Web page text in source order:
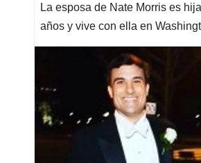
La esposa de Nate Morris es
años y vive con ella en